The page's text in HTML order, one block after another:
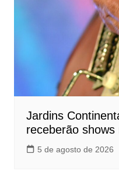
Jardins
receberão
5 de agosto de 2026